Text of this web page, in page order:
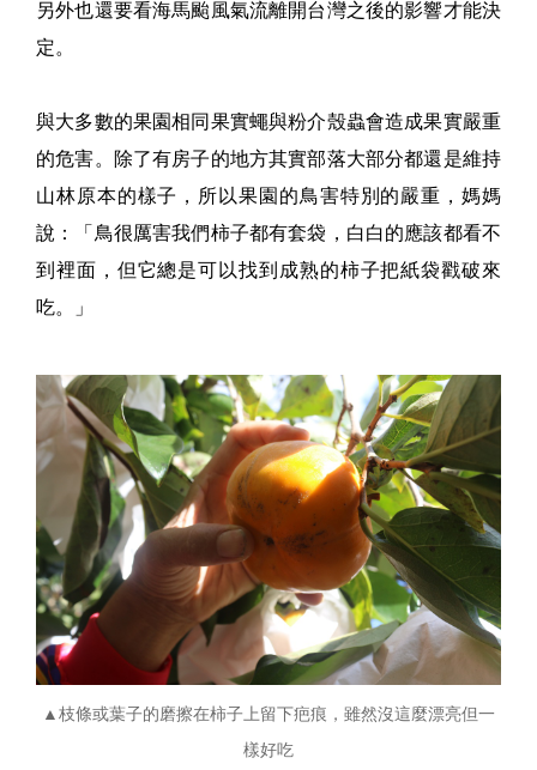
另外也還要看海馬颱風氣流離開台灣之後的影響才能決
定。
與大多數的果園相同果實蠅與粉介殼蟲會造成果實嚴重
的危害。除了有房子的地方其實部落大部分都還是維持
山林原本的樣子，所以果園的鳥害特別的嚴重，媽媽
說：「鳥很厲害我們柿子都有套袋，白白的應該都看不
到裡面，但它總是可以找到成熟的柿子把紙袋戳破來
吃。」
▲枝條或葉子的磨擦在柿子上留下疤痕，雖然沒這麼漂亮但一
樣好吃